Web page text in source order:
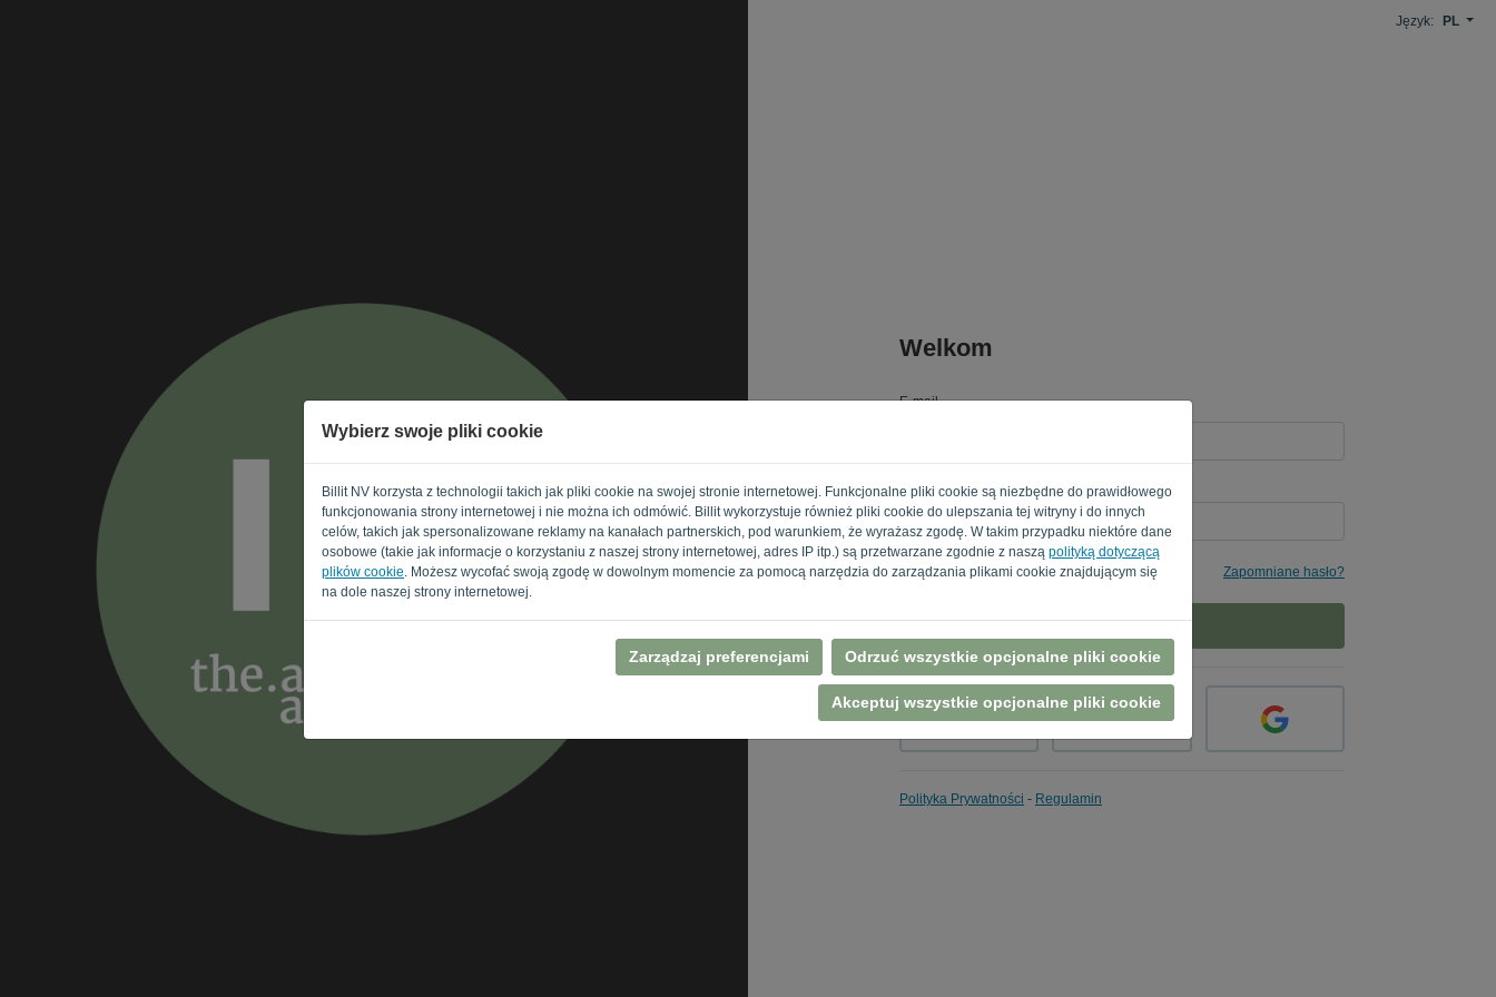
Wybierz swoje pliki cookie
Billit NV korzysta z technologii takich jak pliki cookie na swojej stronie internetowej. Funkcjonalne pliki cookie są niezbędne do prawidłowego
funkcjonowania strony internetowej i nie można ich odmówić. Billit wykorzystuje również pliki cookie do ulepszania tej witryny i do innych
celów, takich jak spersonalizowane reklamy na kanałach partnerskich, pod warunkiem, że wyrażasz zgodę. W takim przypadku niektóre dane
osobowe (takie jak informacje o korzystaniu z naszej strony internetowej, adres IP itp.) są przetwarzane zgodnie z naszą polityką dotyczącą
plików cookie. Możesz wycofać swoją zgodę w dowolnym momencie za pomocą narzędzia do zarządzania plikami cookie znajdującym się
na dole naszej strony internetowej.
Zarządzaj preferencjami Odrzuć wszystkie opcjonalne pliki cookie
Akceptuj wszystkie opcjonalne pliki cookie
Język: PL
Welkom
E-mail
Przypomnij mi Zapomniane hasło?
ZALOGUJ SIĘ
Polityka Prywatności - Regulamin